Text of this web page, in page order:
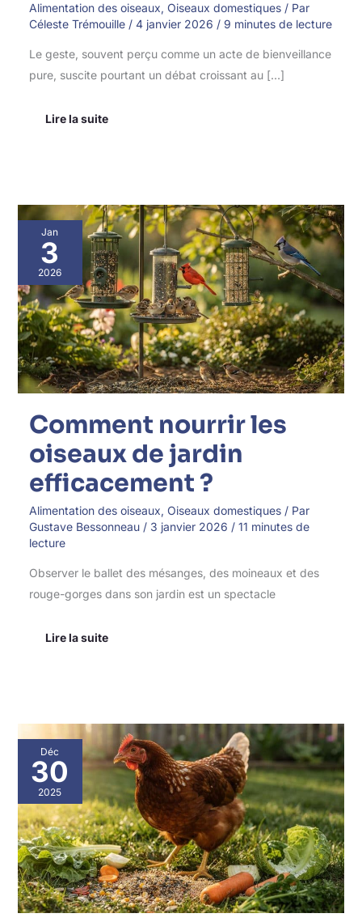
Alimentation des oiseaux, Oiseaux domestiques/ Par
Céleste Trémouille / 4 janvier 2026 / 9 minutes de lecture
Le geste, souvent perçu comme un acte de bienveillance
pure, suscite pourtant un débat croissant au […]
Lire la suite
Jan
3
2026
Comment nourrir les
oiseaux de jardin
efficacement ?
Alimentation des oiseaux, Oiseaux domestiques/ Par
Gustave Bessonneau / 3 janvier 2026 / 11 minutes de
lecture
Observer le ballet des mésanges, des moineaux et des
rouge-gorges dans son jardin est un spectacle
Comment
nourrir
les
oiseaux
de
jardin
efficacement
?
Lire la suite
Déc
30
2025
Quels
sont
les
besoins
nutritionnels
de
ma
poule ?